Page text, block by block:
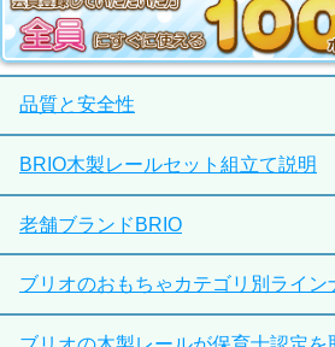
品質と安全性
BRIO木製レールセット組立て説明
老舗ブランドBRIO
ブリオのおもちゃカテゴリ別ライン